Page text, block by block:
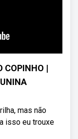
COPINHO |
mas não
isso eu trouxe